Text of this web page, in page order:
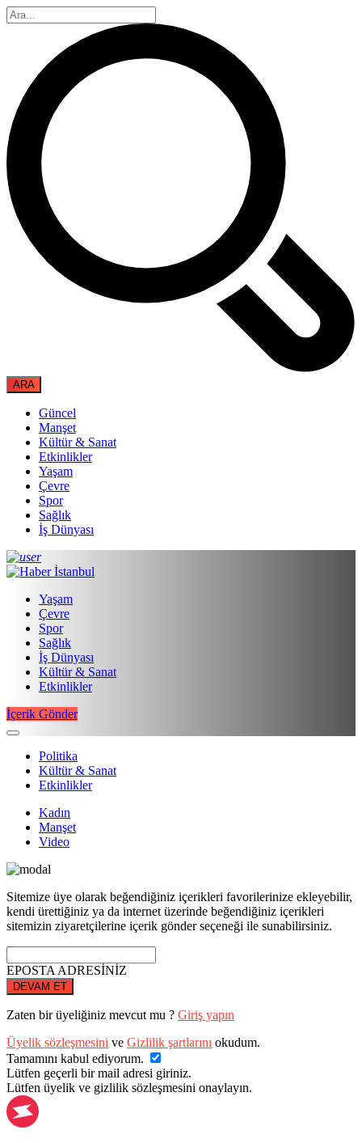
Güncel
Manşet
Kültür & Sanat
Etkinlikler
Yaşam
Çevre
Spor
Sağlık
İş Dünyası
Yaşam
Çevre
Spor
Sağlık
İş Dünyası
Kültür & Sanat
Etkinlikler
İçerik Gönder
Politika
Kültür & Sanat
Etkinlikler
Kadın
Manşet
Video
Sitemize üye olarak beğendiğiniz içerikleri favorilerinize ekleyebilir,
kendi ürettiğiniz ya da internet üzerinde beğendiğiniz içerikleri
sitemizin ziyaretçilerine içerik gönder seçeneği ile sunabilirsiniz.
EPOSTA ADRESİNİZ
DEVAM ET
Zaten bir üyeliğiniz mevcut mu ? Giriş yapın
Üyelik sözleşmesini ve Gizlilik şartlarını okudum.
Tamamını kabul ediyorum.
Lütfen geçerli bir mail adresi giriniz.
Lütfen üyelik ve gizlilik sözleşmesini onaylayın.